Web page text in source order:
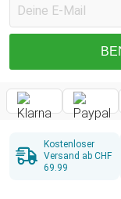
Kostenloser
Versand ab CHF
69.99